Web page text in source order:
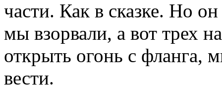
части. Как в сказке. Но
мы взорвали, а вот трех
открыть огонь с фланга,
вести.